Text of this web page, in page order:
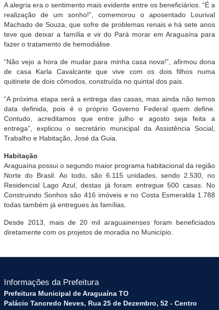
A alegria era o sentimento mais evidente entre os beneficiários. “É a
realização de um sonho!”, comemorou o aposentado Lourival
Machado de Souza, que sofre de problemas renais e há sete anos
teve que deixar a família e vir do Pará morar em Araguaína para
fazer o tratamento de hemodiálise.
“Não vejo a hora de mudar para minha casa nova!”, afirmou dona
de casa Karla Cavalcante que vive com os dois filhos numa
quitinete de dois cômodos, construída no quintal dos pais.
“A próxima etapa será a entrega das casas, mas ainda não temos
data definida, pois é o próprio Governo Federal quem define.
Contudo, acreditamos que entre julho e agosto seja feita a
entrega”, explicou o secretário municipal da Assistência Social,
Trabalho e Habitação, José da Guia.
Habitação
Araguaína possui o segundo maior programa habitacional da região
Norte do Brasil. Ao todo, são 6.115 unidades, sendo 2.530, no
Residencial Lago Azul, destas já foram entregue 500 casas. No
Construindo Sonhos são 416 imóveis e no Costa Esmeralda 1.788
todas também já entregues às famílias.
Desde 2013, mais de 20 mil araguainenses foram beneficiados
diretamente com os projetos de moradia no Município.
Informações da Prefeitura
Prefeitura Municipal de Araguaína TO
Palácio Tancredo Neves, Rua 25 de Dezembro, 52 - Centro